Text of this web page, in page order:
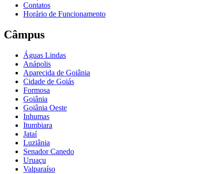
Contatos
Horário de Funcionamento
Câmpus
Águas Lindas
Anápolis
Aparecida de Goiânia
Cidade de Goiás
Formosa
Goiânia
Goiânia Oeste
Inhumas
Itumbiara
Jataí
Luziânia
Senador Canedo
Uruaçu
Valparaíso